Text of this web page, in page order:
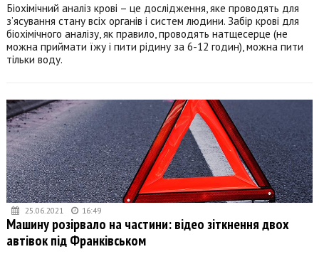
Біохімічний аналіз крові – це дослідження, яке проводять для
з’ясування стану всіх органів і систем людини. Забір крові для
біохімічного аналізу, як правило, проводять натщесерце (не
можна приймати їжу і пити рідину за 6-12 годин), можна пити
тільки воду.
25.06.2021 16:49
Машину розірвало на частини: відео зіткнення двох
автівок під Франківськом